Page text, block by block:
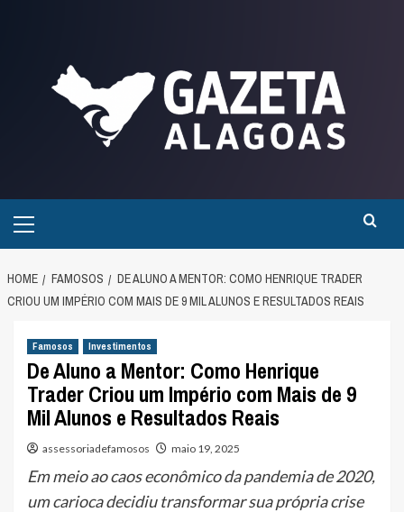
Menu
HOME FAMOSOS
DE ALUNO A MENTOR: COMO HENRIQUE TRADER
CRIOU UM IMPÉRIO COM MAIS DE 9 MIL ALUNOS E RESULTADOS REAIS
Famosos Investimentos
De Aluno a Mentor: Como Henrique
Trader Criou um Império com Mais de 9
Mil Alunos e Resultados Reais
assessoriadefamosos maio 19, 2025
Em meio ao caos econômico da pandemia de 2020,
um carioca decidiu transformar sua própria crise